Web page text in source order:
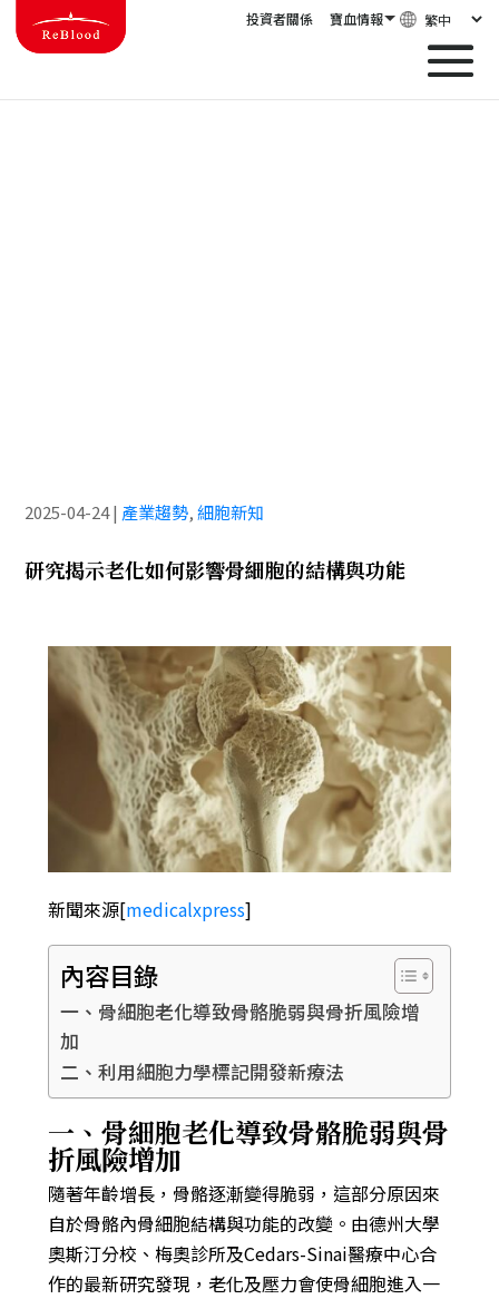
投資者關係 寶血情報
2025-04-24| 產業趨勢,細胞新知
研究揭示老化如何影響骨細胞的結構與功能
新聞來源[medicalxpress]
內容目錄
一、骨細胞老化導致骨骼脆弱與骨折風險增
加
二、利用細胞力學標記開發新療法
一、骨細胞老化導致骨骼脆弱與骨
折風險增加
隨著年齡增長，骨骼逐漸變得脆弱，這部分原因來
自於骨骼內骨細胞結構與功能的改變。由德州大學
奧斯汀分校、梅奧診所及Cedars-Sinai醫療中心合
作的最新研究發現，老化及壓力會使骨細胞進入一